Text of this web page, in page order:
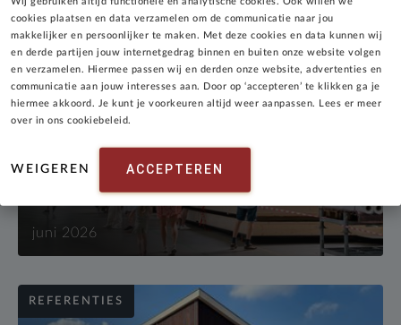
cookies plaatsen en data verzamelen om de communicatie naar jou
makkelijker en persoonlijker te maken. Met deze cookies en data kunnen wij
en derde partijen jouw internetgedrag binnen en buiten onze website volgen
en verzamelen. Hiermee passen wij en derden onze website, advertenties en
communicatie aan jouw interesses aan. Door op ‘accepteren’ te klikken ga je
hiermee akkoord. Je kunt je voorkeuren altijd weer aanpassen. Lees er meer
over in ons cookiebeleid.
WEIGEREN ACCEPTEREN
NIEUWS
Houtbouw 2026 bij Emergo
juni 2026
REFERENTIES